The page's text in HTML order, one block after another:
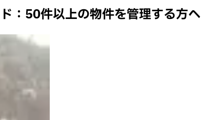
：50件以上の物件を管理する方へ